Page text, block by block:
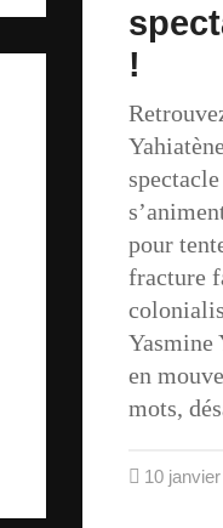
!
pour
fracture
Yasmine
en
mots,
10